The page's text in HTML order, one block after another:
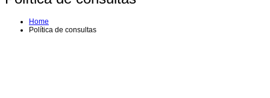
Home
Política de consultas